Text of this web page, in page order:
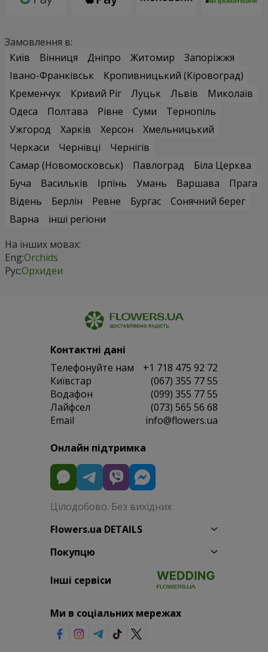
Замовлення в:
Київ
Вінниця Дніпро Житомир
Запоріжжя
Івано-Франківськ
Кропивницький (Кіровоград)
Кременчук
Кривий Ріг Луцьк Львів
Миколаїв
Одеса
Полтава Рівне Суми
Тернопіль
Ужгород
Харків Херсон
Хмельницький
Черкаси
Чернівці
Чернігів
Самар (Новомосковськ)
Павлоград
Біла Церква
Буча
Васильків Ірпінь Умань Варшава
Прага
Відень
Берлін Ревне Бургас
Сонячний берег
Варна
інші регіони
На інших мовах:
Eng:Orchids
Рус:Орхидеи
Контактні дані
Телефонуйте нам
+1 718 475 92 72
Київстар
(067) 355 77 55
Водафон
(099) 355 77 55
Лайфсел
(073) 565 56 68
Email
info@flowers.ua
Онлайн підтримка
Цілодобово. Без вихідних
Flowers.ua DETAILS
Покупцю
Інші сервіси
Ми в соціальних мережах